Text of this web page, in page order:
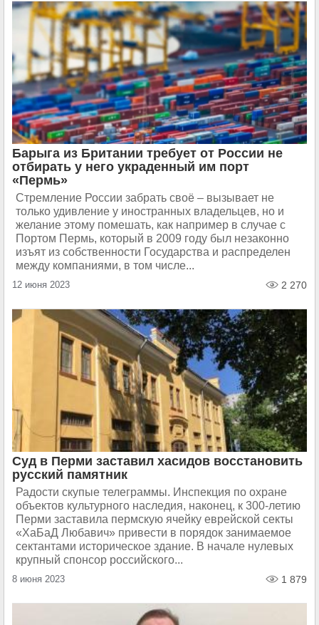
Барыга из Британии требует от России не
отбирать у него украденный им порт
«Пермь»
Стремление России забрать своё – вызывает не
только удивление у иностранных владельцев, но и
желание этому помешать, как например в случае с
Портом Пермь, который в 2009 году был незаконно
изъят из собственности Государства и распределен
между компаниями, в том числе...
12 июня 2023 2 270
Суд в Перми заставил хасидов восстановить
русский памятник
Радости скупые телеграммы. Инспекция по охране
объектов культурного наследия, наконец, к 300-летию
Перми заставила пермскую ячейку еврейской секты
«ХаБаД Любавич» привести в порядок занимаемое
сектантами историческое здание. В начале нулевых
крупный спонсор российского...
8 июня 2023 1 879